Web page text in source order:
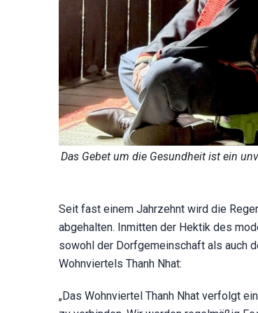
Das Gebet um die Gesundheit ist ein
Seit fast einem Jahrzehnt wird die
abgehalten. Inmitten der Hektik des
sowohl der Dorfgemeinschaft als auch
Wohnviertels Thanh Nhat:
„Das Wohnviertel Thanh Nhat verfolgt